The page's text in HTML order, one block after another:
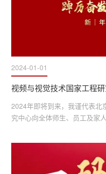
2024-01-01
视频与视觉技术国家工程
2024年即将到来，我谨代表北
究中心向全体师生、员工及家